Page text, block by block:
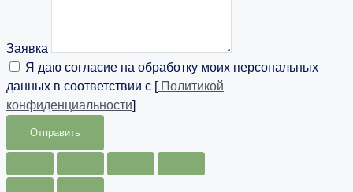
Заявка
Я даю согласие на обработку моих персональных
данных в соответствии с [Политикой
конфиденциальности]
Отправить